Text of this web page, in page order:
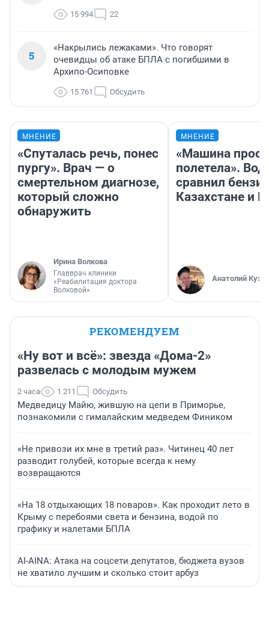
15 994 22
5
«Накрылись лежаками». Что говорят
очевидцы об атаке БПЛА с погибшими в
Архипо-Осиповке
15 761 Обсудить
МНЕНИЕ
«Спуталась речь, понес
пургу». Врач — о
смертельном диагнозе,
который сложно
обнаружить
Ирина Волкова
Главврач клиники
«Реабилитация доктора
Волковой»
МНЕНИЕ
«Машина
полетела».
сравнил
Казахстане и
Анатолий
РЕКОМЕНДУЕМ
«Ну вот и всё»: звезда «Дома-2»
развелась с молодым мужем
2 часа 1 211 Обсудить
Медведицу Майю, жившую на цепи в Приморье,
познакомили с гималайским медведем Фиником
«Не привози их мне в третий раз». Читинец 40 лет
разводит голубей, которые всегда к нему
возвращаются
«На 18 отдыхающих 18 поваров». Как проходит лето в
Крыму с перебоями света и бензина, водой по
графику и налетами БПЛА
AI-AINA: Атака на соцсети депутатов, бюджета вузов
не хватило лучшим и сколько стоит арбуз